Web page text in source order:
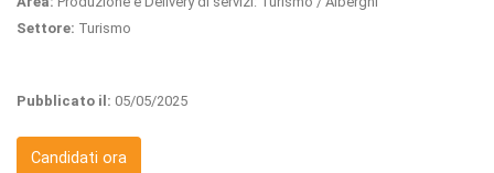
Settore: Turismo
Pubblicato il: 05/05/2025
Candidati ora